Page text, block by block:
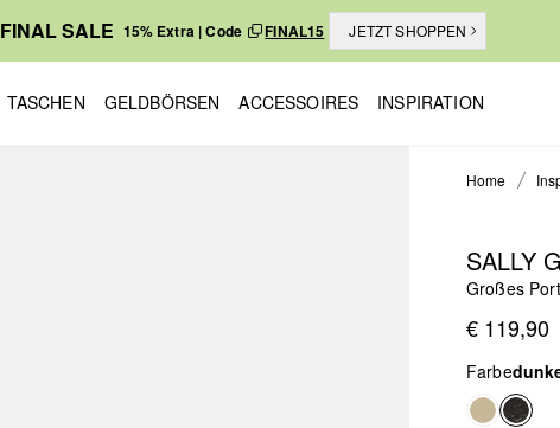
FINAL SALE 15% Extra | Code FINAL15 JETZT SHOPPEN
TASCHEN GELDBÖRSEN ACCESSOIRES INSPIRATION
Home
SALLY
Großes
€ 119,90
Farbe